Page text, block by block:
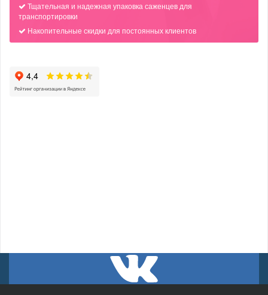
Тщательная и надежная упаковка саженцев для
транспортировки
Накопительные скидки для постоянных клиентов